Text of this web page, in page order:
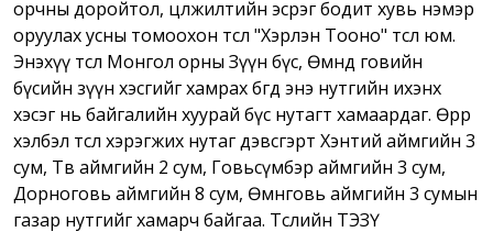
орчны доройтол, цөлжилтийн эсрэг бодит хувь нэмэр
оруулах усны томоохон төсөл "Хэрлэн Тооно" төсөл юм.
Энэхүү төсөл Монгол орны Зүүн бүс, Өмнөд говийн
бүсийн зүүн хэсгийг хамрах бөгөөд энэ нутгийн ихэнх
хэсэг нь байгалийн хуурай бүс нутагт хамаардаг. Өөрөөр
хэлбэл төсөл хэрэгжих нутаг дэвсгэрт Хэнтий аймгийн 3
сум, Төв аймгийн 2 сум, Говьсүмбэр аймгийн 3 сум,
Дорноговь аймгийн 8 сум, Өмнөговь аймгийн 3 сумын
газар нутгийг хамарч байгаа. Төслийн ТЭЗҮ